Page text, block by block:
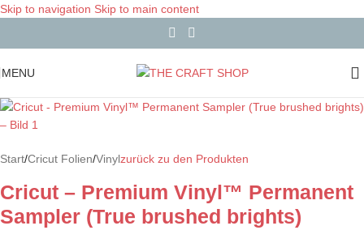
Skip to navigation Skip to main content
MENU
Start/Cricut Folien/Vinylzurück zu den Produkten
Cricut – Premium Vinyl™ Permanent
Sampler (True brushed brights)